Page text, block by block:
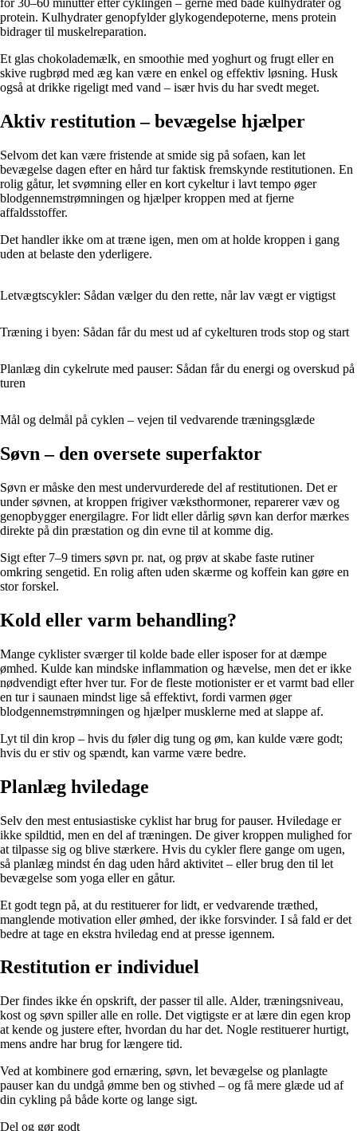
for 30–60 minutter efter cyklingen – gerne med både kulhydrater og
protein. Kulhydrater genopfylder glykogendepoterne, mens protein
bidrager til muskelreparation.
Et glas chokolademælk, en smoothie med yoghurt og frugt eller en
skive rugbrød med æg kan være en enkel og effektiv løsning. Husk
også at drikke rigeligt med vand – især hvis du har svedt meget.
Aktiv restitution – bevægelse hjælper
Selvom det kan være fristende at smide sig på sofaen, kan let
bevægelse dagen efter en hård tur faktisk fremskynde restitutionen. En
rolig gåtur, let svømning eller en kort cykeltur i lavt tempo øger
blodgennemstrømningen og hjælper kroppen med at fjerne
affaldsstoffer.
Det handler ikke om at træne igen, men om at holde kroppen i gang
uden at belaste den yderligere.
Letvægtscykler: Sådan vælger du den rette, når lav vægt er vigtigst
Træning i byen: Sådan får du mest ud af cykelturen trods stop og start
Planlæg din cykelrute med pauser: Sådan får du energi og overskud på
turen
Mål og delmål på cyklen – vejen til vedvarende træningsglæde
Søvn – den oversete superfaktor
Søvn er måske den mest undervurderede del af restitutionen. Det er
under søvnen, at kroppen frigiver væksthormoner, reparerer væv og
genopbygger energilagre. For lidt eller dårlig søvn kan derfor mærkes
direkte på din præstation og din evne til at komme dig.
Sigt efter 7–9 timers søvn pr. nat, og prøv at skabe faste rutiner
omkring sengetid. En rolig aften uden skærme og koffein kan gøre en
stor forskel.
Kold eller varm behandling?
Mange cyklister sværger til kolde bade eller isposer for at dæmpe
ømhed. Kulde kan mindske inflammation og hævelse, men det er ikke
nødvendigt efter hver tur. For de fleste motionister er et varmt bad eller
en tur i saunaen mindst lige så effektivt, fordi varmen øger
blodgennemstrømningen og hjælper musklerne med at slappe af.
Lyt til din krop – hvis du føler dig tung og øm, kan kulde være godt;
hvis du er stiv og spændt, kan varme være bedre.
Planlæg hviledage
Selv den mest entusiastiske cyklist har brug for pauser. Hviledage er
ikke spildtid, men en del af træningen. De giver kroppen mulighed for
at tilpasse sig og blive stærkere. Hvis du cykler flere gange om ugen,
så planlæg mindst én dag uden hård aktivitet – eller brug den til let
bevægelse som yoga eller en gåtur.
Et godt tegn på, at du restituerer for lidt, er vedvarende træthed,
manglende motivation eller ømhed, der ikke forsvinder. I så fald er det
bedre at tage en ekstra hviledag end at presse igennem.
Restitution er individuel
Der findes ikke én opskrift, der passer til alle. Alder, træningsniveau,
kost og søvn spiller alle en rolle. Det vigtigste er at lære din egen krop
at kende og justere efter, hvordan du har det. Nogle restituerer hurtigt,
mens andre har brug for længere tid.
Ved at kombinere god ernæring, søvn, let bevægelse og planlagte
pauser kan du undgå ømme ben og stivhed – og få mere glæde ud af
din cykling på både korte og lange sigt.
Del og gør godt